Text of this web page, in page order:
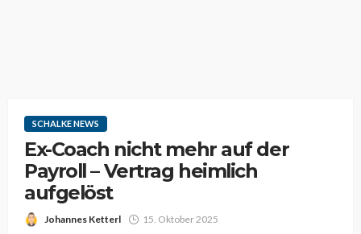
SCHALKE NEWS
Ex-Coach nicht mehr auf der
Payroll – Vertrag heimlich
aufgelöst
Johannes Ketterl 15. Oktober 2025